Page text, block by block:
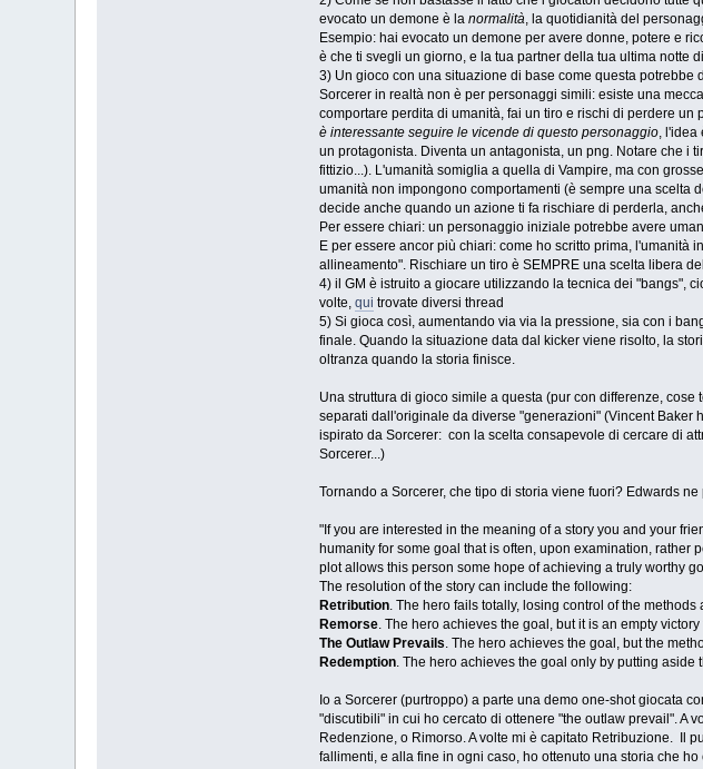
evocato un demone è la normalità, la quotidianità del
Esempio: hai evocato un demone per avere donne, potere e
è che ti svegli un giorno, e la tua partner della tua ultima notte
3) Un gioco con una situazione di base come questa
Sorcerer in realtà non è per personaggi simili: esiste una
comportare perdita di umanità, fai un tiro e rischi di perdere
è interessante seguire le vicende di questo personaggio, l'idea
un protagonista. Diventa un antagonista, un png. Notare che i
fittizio...). L'umanità somiglia a quella di Vampire, ma con
umanità non impongono comportamenti (è sempre una scelta
decide anche quando un azione ti fa rischiare di perderla,
Per essere chiari: un personaggio iniziale potrebbe avere
E per essere ancor più chiari: come ho scritto prima, l'umanità
allineamento". Rischiare un tiro è SEMPRE una scelta libera
4) il GM è istruito a giocare utilizzando la tecnica dei "bangs",
volte, qui trovate diversi thread
5) Si gioca così, aumentando via via la pressione, sia con i
finale. Quando la situazione data dal kicker viene risolto, la
oltranza quando la storia finisce.
Una struttura di gioco simile a questa (pur con differenze,
separati dall'originale da diverse "generazioni" (Vincent Baker
ispirato da Sorcerer: con la scelta consapevole di cercare di
Sorcerer...)
Tornando a Sorcerer, che tipo di storia viene fuori? Edwards
"If you are interested in the meaning of a story you and your
humanity for some goal that is often, upon examination, rather
plot allows this person some hope of achieving a truly worthy
The resolution of the story can include the following:
Retribution. The hero fails totally, losing control of the
Remorse. The hero achieves the goal, but it is an empty
The Outlaw Prevails. The hero achieves the goal, but the
Redemption. The hero achieves the goal only by putting aside
Io a Sorcerer (purtroppo) a parte una demo one-shot giocata
"discutibili" in cui ho cercato di ottenere "the outlaw prevail". A
Redenzione, o Rimorso. A volte mi è capitato Retribuzione. Il
fallimenti, e alla fine in ogni caso, ho ottenuto una storia che